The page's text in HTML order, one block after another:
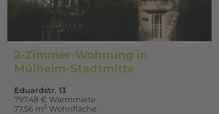
2-Zimmer-Wohnung in
Mülheim-Stadtmitte
Eduardstr. 13
797,48 € Warmmiete
77,56 m2 Wohnfläche